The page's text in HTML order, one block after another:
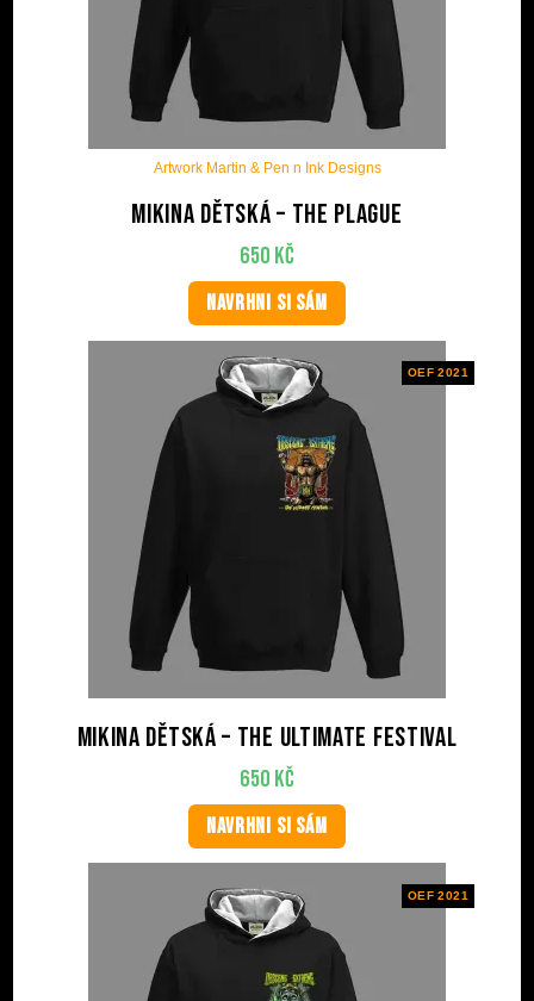
Artwork Martin & Pen n Ink Designs
Mikina dětská – The plague
650 Kč
NAVRHNI SI SÁM
OEF 2021
Mikina dětská – The Ultimate Festival
650 Kč
NAVRHNI SI SÁM
OEF 2021